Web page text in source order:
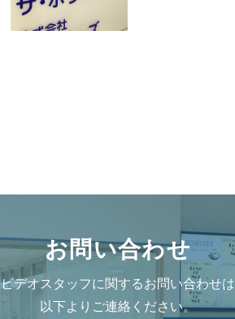
お問い合わせ
ビデオスタッフに関するお問い合わせは
以下よりご連絡ください。